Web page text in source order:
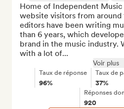
Home of Independent
website visitors from
editors have been writing
than 6 years, which
brand in the music industry.
with a lot of...
Voir plus
Taux de réponse
96%
Taux de
37%
Réponses
920